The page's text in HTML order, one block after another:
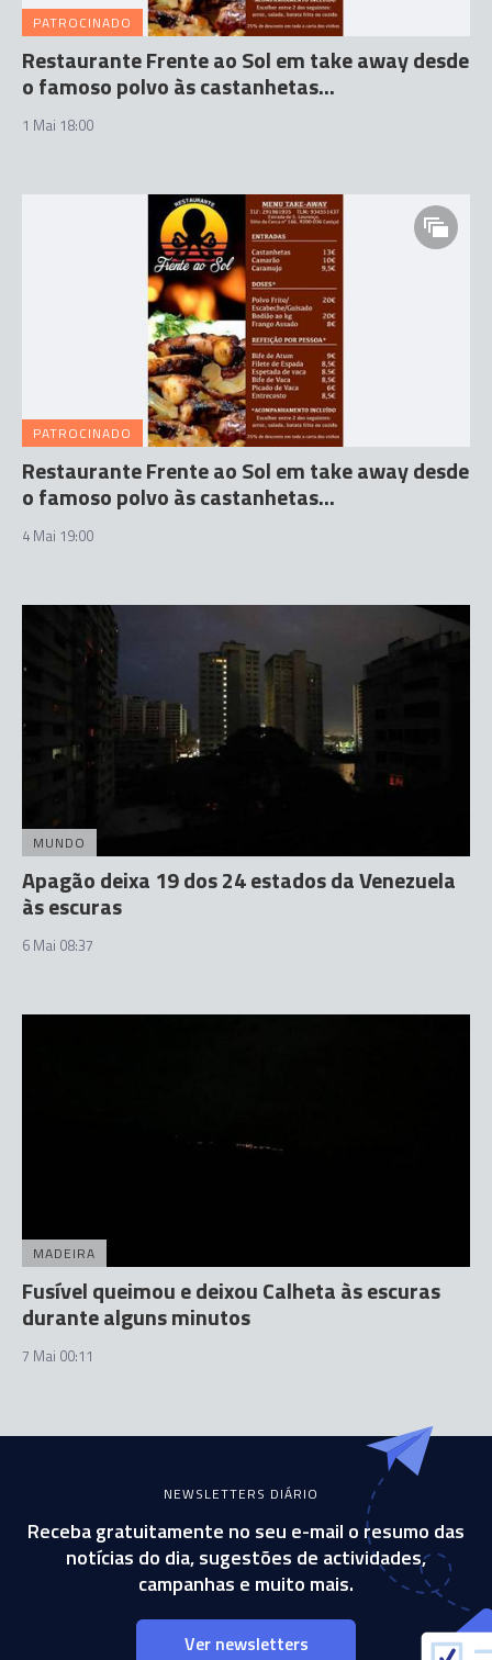
PATROCINADO
Restaurante Frente ao Sol em take away desde
o famoso polvo às castanhetas...
1 Mai 18:00
PATROCINADO
Restaurante Frente ao Sol em take away desde
o famoso polvo às castanhetas...
4 Mai 19:00
MUNDO
Apagão deixa 19 dos 24 estados da Venezuela
às escuras
6 Mai 08:37
MADEIRA
Fusível queimou e deixou Calheta às escuras
durante alguns minutos
7 Mai 00:11
NEWSLETTERS DIÁRIO
Receba gratuitamente no seu e-mail o resumo das
notícias do dia, sugestões de actividades,
campanhas e muito mais.
Ver newsletters